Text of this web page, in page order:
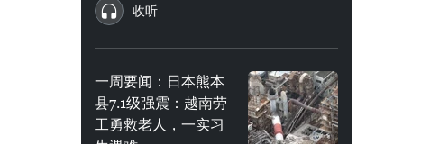
收听
一周要闻：日本熊本
县7.1级强震：越南劳
工勇救老人，一实习